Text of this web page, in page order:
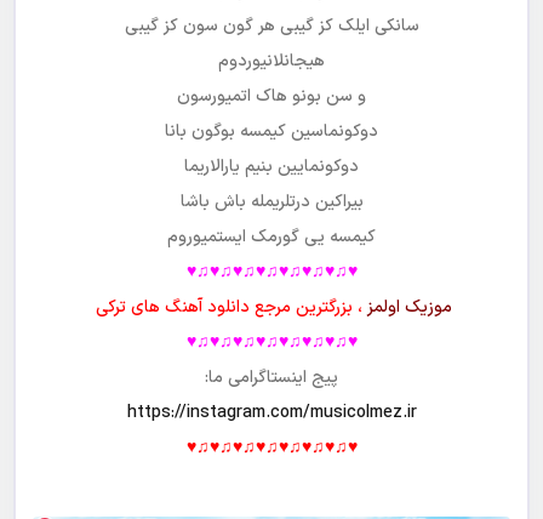
سانکی ایلک کز گیبی هر گون سون کز گیبی
هیجانلانیوردوم
و سن بونو هاک اتمیورسون
دوکونماسین کیمسه بوگون بانا
دوکونمایین بنیم یارالاریما
بیراکین درتلریمله باش باشا
کیمسه یی گورمک ایستمیوروم
♥♫♥♫♥♫♥♫♥♫♥♫♥♫♥
موزیک اولمز ، بزرگترین مرجع دانلود آهنگ های ترکی
♥♫♥♫♥♫♥♫♥♫♥♫♥♫♥
پیج اینستاگرامی ما:
https://instagram.com/musicolmez.ir
♥♫♥♫♥♫♥♫♥♫♥♫♥♫♥